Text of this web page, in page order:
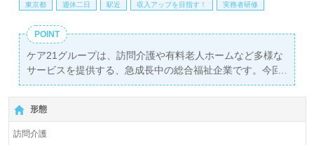
東京都 週休二日 駅近 収入アップを目指す！ 実務者研修
POINT
ケア21グループは、訪問介護や有料老人ホームなど多様な
サービスを提供する、急成長中の総合福祉企業です。今回
は、サービス提供責任者（サ責）の正社員募集を行ってお
り、月給は275,100円から305,100円、さらに年2回の賞与
が支給される魅力的なポジションです。四つ木駅から徒歩
5分という便利な立地も大きなポイントです。
形態
訪問介護